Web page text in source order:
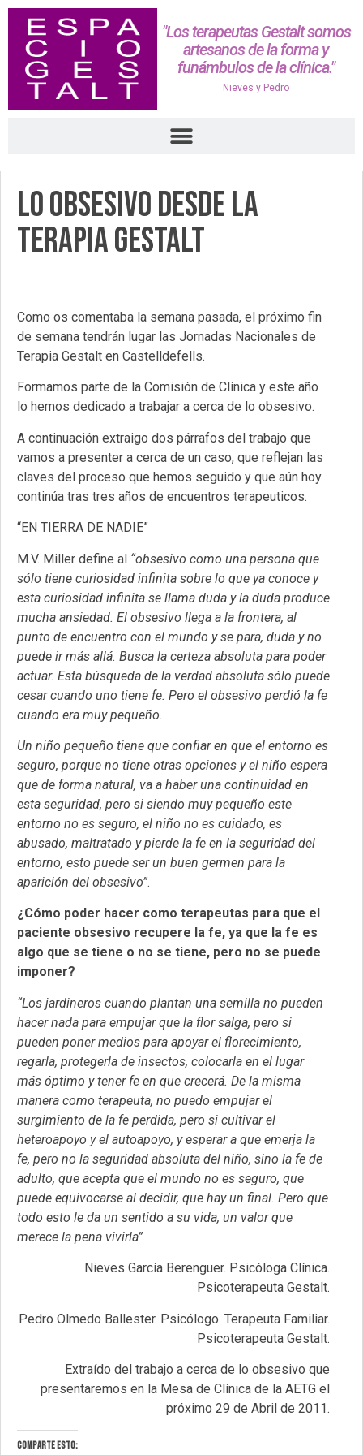
"Los terapeutas Gestalt somos
artesanos de la forma y
funámbulos de la clínica."
Nieves y Pedro
Lo obsesivo desde la
Terapia Gestalt
Como os comentaba la semana pasada, el próximo fin
de semana tendrán lugar las Jornadas Nacionales de
Terapia Gestalt en Castelldefells.
Formamos parte de la Comisión de Clínica y este año
lo hemos dedicado a trabajar a cerca de lo obsesivo.
A continuación extraigo dos párrafos del trabajo que
vamos a presenter a cerca de un caso, que reflejan las
claves del proceso que hemos seguido y que aún hoy
continúa tras tres años de encuentros terapeuticos.
“EN TIERRA DE NADIE”
M.V. Miller define al “obsesivo como una persona que
sólo tiene curiosidad infinita sobre lo que ya conoce y
esta curiosidad infinita se llama duda y la duda produce
mucha ansiedad. El obsesivo llega a la frontera, al
punto de encuentro con el mundo y se para, duda y no
puede ir más allá. Busca la certeza absoluta para poder
actuar. Esta búsqueda de la verdad absoluta sólo puede
cesar cuando uno tiene fe. Pero el obsesivo perdió la fe
cuando era muy pequeño.
Un niño pequeño tiene que confiar en que el entorno es
seguro, porque no tiene otras opciones y el niño espera
que de forma natural, va a haber una continuidad en
esta seguridad, pero si siendo muy pequeño este
entorno no es seguro, el niño no es cuidado, es
abusado, maltratado y pierde la fe en la seguridad del
entorno, esto puede ser un buen germen para la
aparición del obsesivo”.
¿Cómo poder hacer como terapeutas para que el
paciente obsesivo recupere la fe, ya que la fe es
algo que se tiene o no se tiene, pero no se puede
imponer?
“Los jardineros cuando plantan una semilla no pueden
hacer nada para empujar que la flor salga, pero si
pueden poner medios para apoyar el florecimiento,
regarla, protegerla de insectos, colocarla en el lugar
más óptimo y tener fe en que crecerá. De la misma
manera como terapeuta, no puedo empujar el
surgimiento de la fe perdida, pero si cultivar el
heteroapoyo y el autoapoyo, y esperar a que emerja la
fe, pero no la seguridad absoluta del niño, sino la fe de
adulto, que acepta que el mundo no es seguro, que
puede equivocarse al decidir, que hay un final. Pero que
todo esto le da un sentido a su vida, un valor que
merece la pena vivirla”
Nieves García Berenguer. Psicóloga Clínica.
Psicoterapeuta Gestalt.
Pedro Olmedo Ballester. Psicólogo. Terapeuta Familiar.
Psicoterapeuta Gestalt.
Extraído del trabajo a cerca de lo obsesivo que
presentaremos en la Mesa de Clínica de la AETG el
próximo 29 de Abril de 2011.
Comparte esto: